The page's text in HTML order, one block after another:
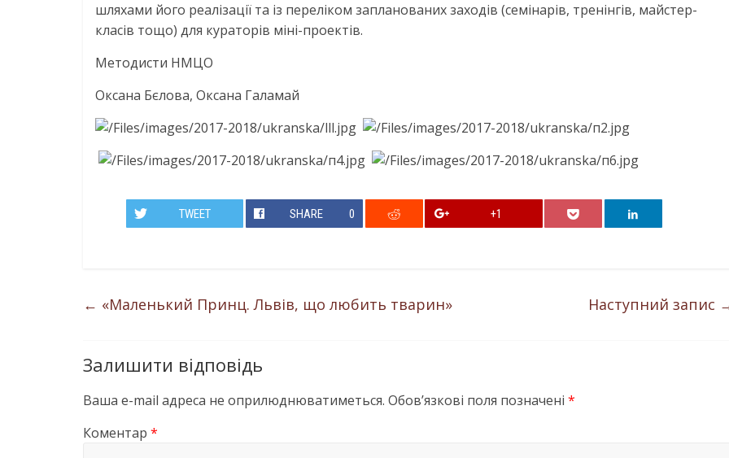
шляхами його реалізації та із переліком запланованих заходів (семінарів, тренінгів, майстер-
класів тощо) для кураторів міні-проектів.
Методисти НМЦО
Оксана Бєлова, Оксана Галамай
TWEET SHARE 0 +1
← «Маленький Принц. Львів, що любить тварин» Наступний запис
Залишити відповідь
Ваша e-mail адреса не оприлюднюватиметься. Обов’язкові поля позначені *
Коментар *